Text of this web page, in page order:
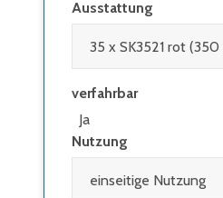
Ausstattung
verfahrbar
Ja
Nutzung